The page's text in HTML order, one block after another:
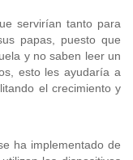
servirían tanto para
papas, puesto que
y no saben leer un
esto les ayudaría a
el crecimiento y
ha implementado de